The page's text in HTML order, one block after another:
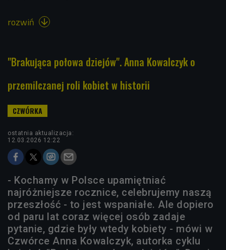
rozwiń 
"Brakująca połowa dziejów". Anna Kowalczyk o
przemilczanej roli kobiet w historii
ostatnia aktualizacja:
12.03.2026 12:22
- Kochamy w Polsce upamiętniać
najróżniejsze rocznice, celebrujemy naszą
przeszłość - to jest wspaniałe. Ale dopiero
od paru lat coraz więcej osób zadaje
pytanie, gdzie były wtedy kobiety - mówi w
Czwórce Anna Kowalczyk, autorka cyklu